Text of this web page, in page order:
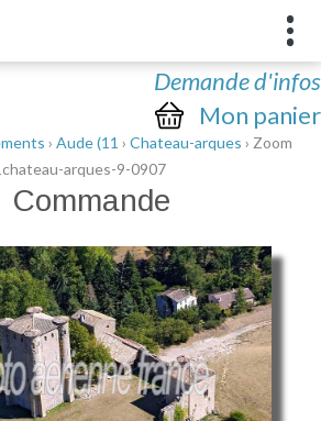
Demande d'infos
Mon panier
› Aude (11 › Chateau-arques › Zoom
arques-9-0907
Commande